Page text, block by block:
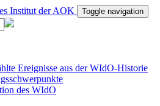
Toggle navigation
Ereignisse aus der WIdO-Historie
des WIdO